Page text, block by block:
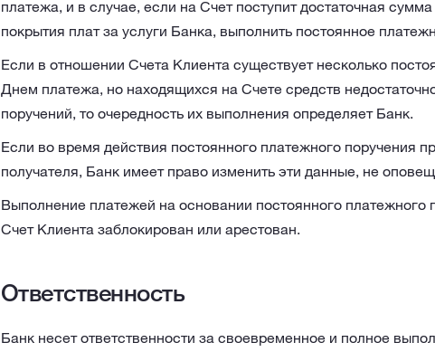
платежа, и в случае, если на Счет поступит достаточная
покрытия плат за услуги Банка, выполнить постоянное
Если в отношении Счета Клиента существует несколько
Днем платежа, но находящихся на Счете средств
поручений, то очередность их выполнения определяет Банк.
Если во время действия постоянного платежного поручения
получателя, Банк имеет право изменить эти данные, не
Выполнение платежей на основании постоянного платежного
Счет Клиента заблокирован или арестован.
Ответственность
Банк несет ответственности за своевременное и полное